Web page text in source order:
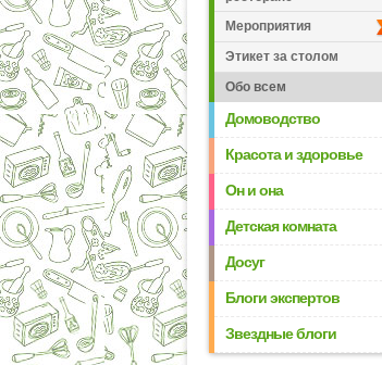
Мероприятия
Этикет за столом
Обо всем
Домоводство
Красота и здоровье
Он и она
Детская комната
Досуг
Блоги экспертов
Звездные блоги